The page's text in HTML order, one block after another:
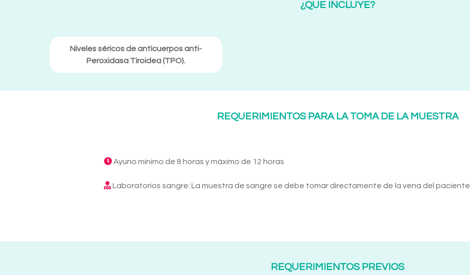
¿QUE INCLUYE?
Niveles séricos de anticuerpos anti-
Peroxidasa Tiroidea (TPO).
REQUERIMIENTOS PARA LA TOMA DE LA MUESTRA
Ayuno mínimo de 8 horas y máximo de 12 horas
Laboratorios sangre: La muestra de sangre se debe tomar directamente de la vena del paciente.
REQUERIMIENTOS PREVIOS